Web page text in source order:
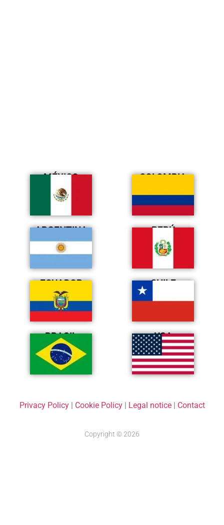
MÉXICO COLOMBIA
ARGENTINA PERÚ
ECUADOR CHILE
BRASIL USA
Privacy Policy| Cookie Policy| Legal notice| Contact
Copyright © 2026